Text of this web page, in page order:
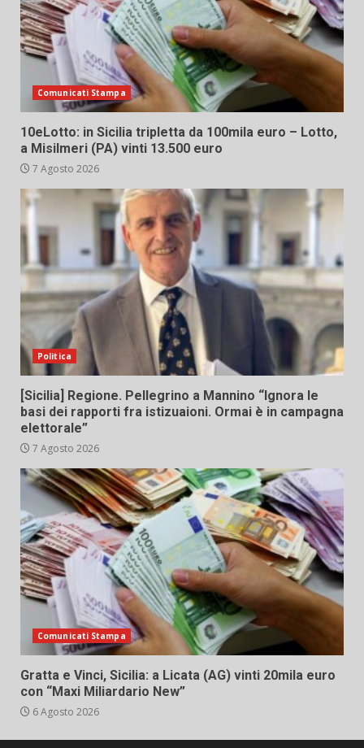
Comunicati Stampa
10eLotto: in Sicilia tripletta da 100mila euro – Lotto,
a Misilmeri (PA) vinti 13.500 euro
7 Agosto 2026
Politica
[Sicilia] Regione. Pellegrino a Mannino “Ignora le
basi dei rapporti fra istizuaioni. Ormai è in campagna
elettorale”
7 Agosto 2026
Comunicati Stampa
Gratta e Vinci, Sicilia: a Licata (AG) vinti 20mila euro
con “Maxi Miliardario New”
6 Agosto 2026